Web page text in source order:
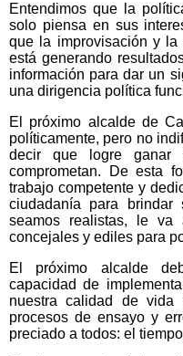
Entendimos que la
solo piensa en sus
que la improvisación y la
está generando
información para dar un
una dirigencia política
El próximo alcalde de
políticamente, pero no
decir que logre ganar
comprometan. De esta
trabajo competente y
ciudadanía para brindar
seamos realistas, le va
concejales y ediles para
El próximo alcalde
capacidad de
nuestra calidad de
procesos de ensayo y
preciado a todos: el